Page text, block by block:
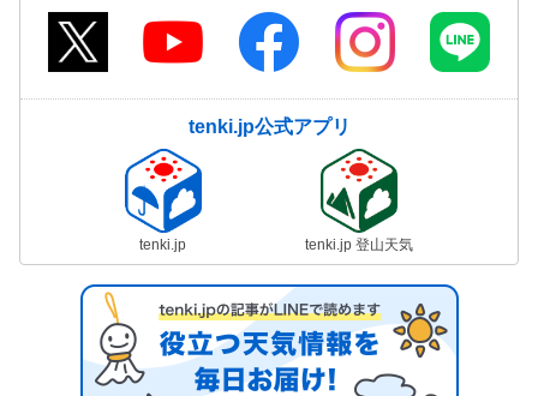
tenki.jp公式アプリ
tenki.jp tenki.jp 登山天気